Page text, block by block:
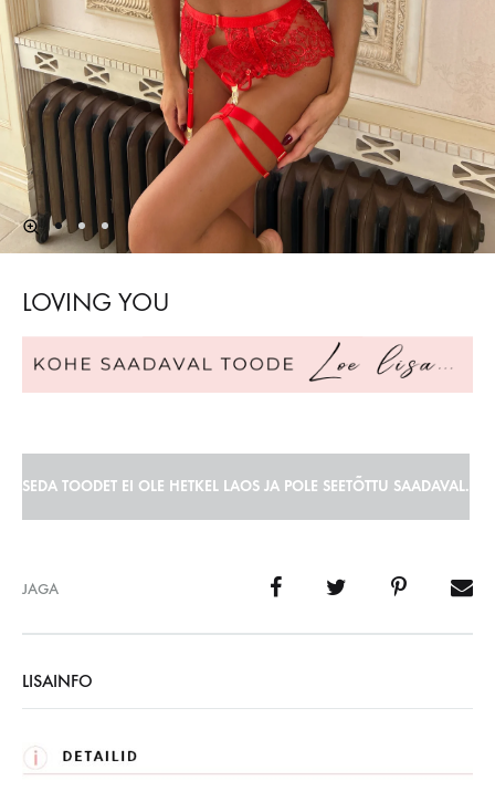
LOVING YOU
SEDA TOODET EI OLE HETKEL LAOS JA POLE SEETÕTTU SAADAVAL.
JAGA
LISAINFO